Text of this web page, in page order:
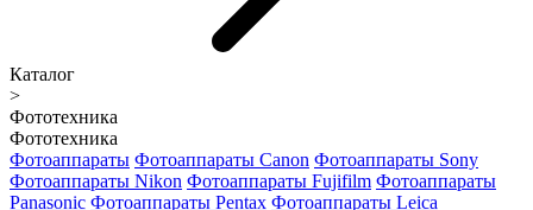
Каталог
>
Фототехника
Фототехника
Фотоаппараты Фотоаппараты Canon Фотоаппараты Sony
Фотоаппараты Nikon Фотоаппараты Fujifilm Фотоаппараты
Panasonic Фотоаппараты Pentax Фотоаппараты Leica